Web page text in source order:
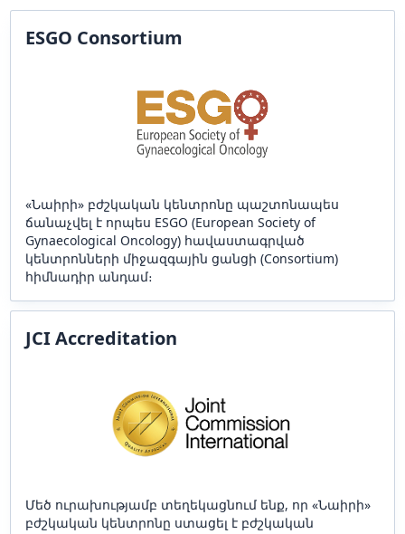
ESGO Consortium
«Նաիրի» բժշկական կենտրոնը պաշտոնապես
ճանաչվել է որպես ESGO (European Society of
Gynaecological Oncology) հավաստագրված
կենտրոնների միջազգային ցանցի (Consortium)
հիմնադիր անդամ։
JCI Accreditation
Մեծ ուրախությամբ տեղեկացնում ենք, որ «Նաիրի»
բժշկական կենտրոնը ստացել է բժշկական